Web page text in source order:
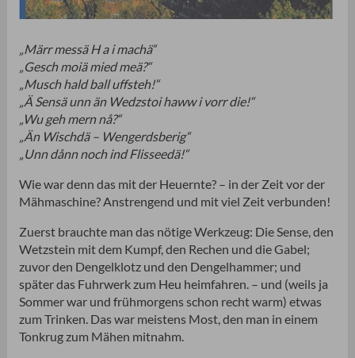
„Märr messä H a i machä“
„Gesch moiä mied meä?“
„Musch hald ball uffsteh!“
„Ä Sensä unn än Wedzstoi haww i vorr die!“
„Wu geh mern nå?“
„Än Wischdä – Wengerdsberig“
„Unn dånn noch ind Flisseedä!“
Wie war denn das mit der Heuernte? – in der Zeit vor der
Mähmaschine? Anstrengend und mit viel Zeit verbunden!
Zuerst brauchte man das nötige Werkzeug: Die Sense, den
Wetzstein mit dem Kumpf, den Rechen und die Gabel;
zuvor den Dengelklotz und den Dengelhammer; und
später das Fuhrwerk zum Heu heimfahren. – und (weils ja
Sommer war und frühmorgens schon recht warm) etwas
zum Trinken. Das war meistens Most, den man in einem
Tonkrug zum Mähen mitnahm.